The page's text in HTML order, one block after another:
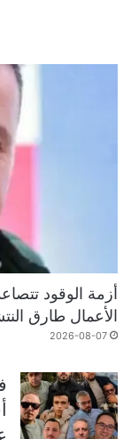
أزمة الوقود
الأعمال طارق
2026-08-07